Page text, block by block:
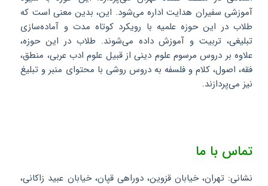
آموزشی سفیران هدایت اداره می‌شود. این، بدین معنی است که
طلاب در این حوزه علمیه با رویکرد کوتاه مدت و آماده‌سازی
تبلیغی، تربیت و آموزش داده می‌شوند. طلاب در این حوزه،
علاوه بر دروس مرسوم علوم دینی از قبیل علوم ادب عربی، منطق،
فقه، اصول، کلام و فلسفه به دروس روشی با محتوای منبر و تبلیغ
نیز می‌پردازند.
تماس با ما
نشانی: تهران، خیابان قزوین، دوراهی قپان، خیابان عبید زاکانی،